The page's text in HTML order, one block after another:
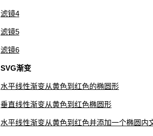
滤镜4
滤镜5
滤镜6
SVG渐变
水平线性渐变从黄色到红色的椭圆形
垂直线性渐变从黄色到红色椭圆形
水平线性渐变从黄色到红色并添加一个椭圆内